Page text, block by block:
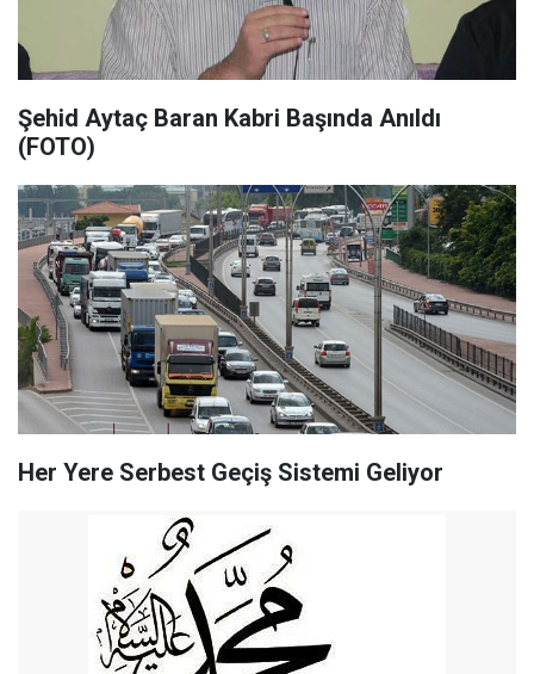
Şehid Aytaç Baran Kabri Başında Anıldı
(FOTO)
Her Yere Serbest Geçiş Sistemi Geliyor